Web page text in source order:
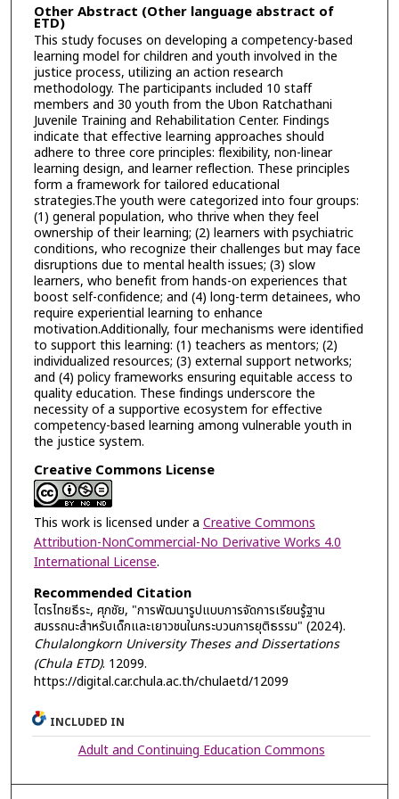
Other Abstract (Other language abstract of
ETD)
This study focuses on developing a competency-based
learning model for children and youth involved in the
justice process, utilizing an action research
methodology. The participants included 10 staff
members and 30 youth from the Ubon Ratchathani
Juvenile Training and Rehabilitation Center. Findings
indicate that effective learning approaches should
adhere to three core principles: flexibility, non-linear
learning design, and learner reflection. These principles
form a framework for tailored educational
strategies.The youth were categorized into four groups:
(1) general population, who thrive when they feel
ownership of their learning; (2) learners with psychiatric
conditions, who recognize their challenges but may face
disruptions due to mental health issues; (3) slow
learners, who benefit from hands-on experiences that
boost self-confidence; and (4) long-term detainees, who
require experiential learning to enhance
motivation.Additionally, four mechanisms were identified
to support this learning: (1) teachers as mentors; (2)
individualized resources; (3) external support networks;
and (4) policy frameworks ensuring equitable access to
quality education. These findings underscore the
necessity of a supportive ecosystem for effective
competency-based learning among vulnerable youth in
the justice system.
Creative Commons License
This work is licensed under a Creative Commons
Attribution-NonCommercial-No Derivative Works 4.0
International License.
Recommended Citation
ไตรไทยธีระ, ศุภชัย, "การพัฒนารูปแบบการจัดการเรียนรู้ฐาน
สมรรถนะสำหรับเด็กและเยาวชนในกระบวนการยุติธรรม" (2024).
Chulalongkorn University Theses and Dissertations
(Chula ETD). 12099.
https://digital.car.chula.ac.th/chulaetd/12099
INCLUDED IN
Adult and Continuing Education Commons